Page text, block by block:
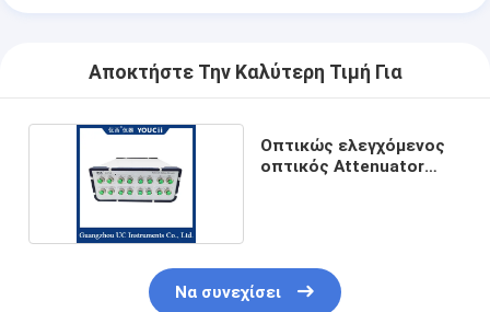
Αποκτήστε Την Καλύτερη Τιμή Για
Οπτικώς ελεγχόμενος
οπτικός Attenuator
Να συνεχίσει